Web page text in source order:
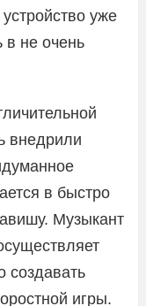
уже
в не очень
внедрили
в быстро
Музыкант
создавать
игры.